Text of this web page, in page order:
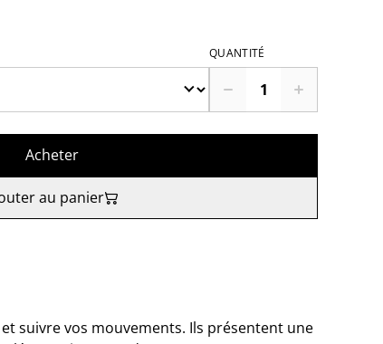
QUANTITÉ
Acheter
au panier
suivre vos mouvements. Ils présentent une